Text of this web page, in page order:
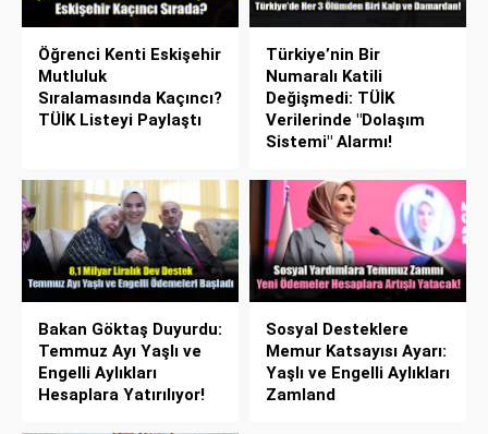
Öğrenci Kenti Eskişehir
Mutluluk
Sıralamasında Kaçıncı?
TÜİK Listeyi Paylaştı
Türkiye’nin Bir
Numaralı Katili
Değişmedi: TÜİK
Verilerinde "Dolaşım
Sistemi" Alarmı!
Bakan Göktaş Duyurdu:
Temmuz Ayı Yaşlı ve
Engelli Aylıkları
Hesaplara Yatırılıyor!
Sosyal Desteklere
Memur Katsayısı Ayarı:
Yaşlı ve Engelli Aylıkları
Zamland